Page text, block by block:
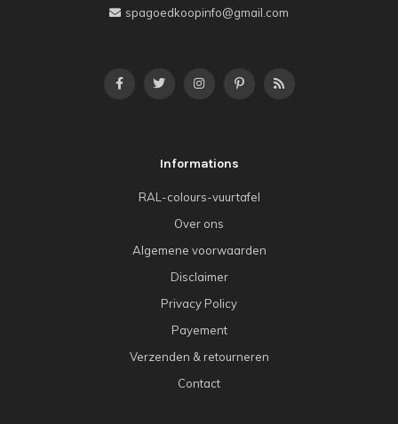
spagoedkoopinfo@gmail.com
Informations
RAL-colours-vuurtafel
Over ons
Algemene voorwaarden
Disclaimer
Privacy Policy
Payement
Verzenden & retourneren
Contact